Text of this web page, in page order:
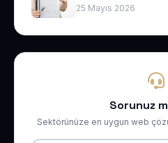
25 Mayıs 2026
Sorunuz
Sektörünüze en uygun web